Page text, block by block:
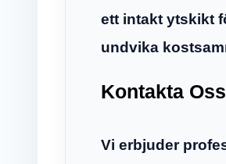
ett intakt ytskikt
undvika
Kontakta
Vi erbjuder